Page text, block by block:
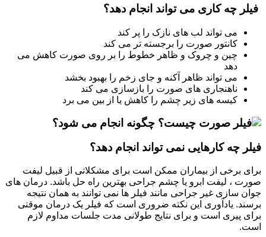
فیلر چه کاری می تواند انجام دهد؟
می تواند لب های نازک را پر کند
کانتور صورت را برجسته تر می کند
چین و چروک و ظاهر خطوط را بر روی صورت کاهش می
دهد
می تواند ظاهر آکنه و جای زخم را بهبود بخشد
ناهنجاری های صورت را بازسازی می کند
کیسه های زیر چشم را کاهش یا از بین می برد
فیلر چه کارهایی نمی تواند انجام دهد؟
برای برخی از بیماران ممکن است برای مشکلاتی از قبیل لیفت
صورت ، لیفت ابرو یا چشم جراحی بهترین راه حل باشد. درمان های
جوان سازی غیر جراحی مانند فیلر ها نمی توانند به همان نتیجه
برسند. یادآوری این نکته ضروری است که فیلر یک درمان موقتی
برای پیری است و برای نتایج طولانی مدت جلسات مداوم لازم
است.